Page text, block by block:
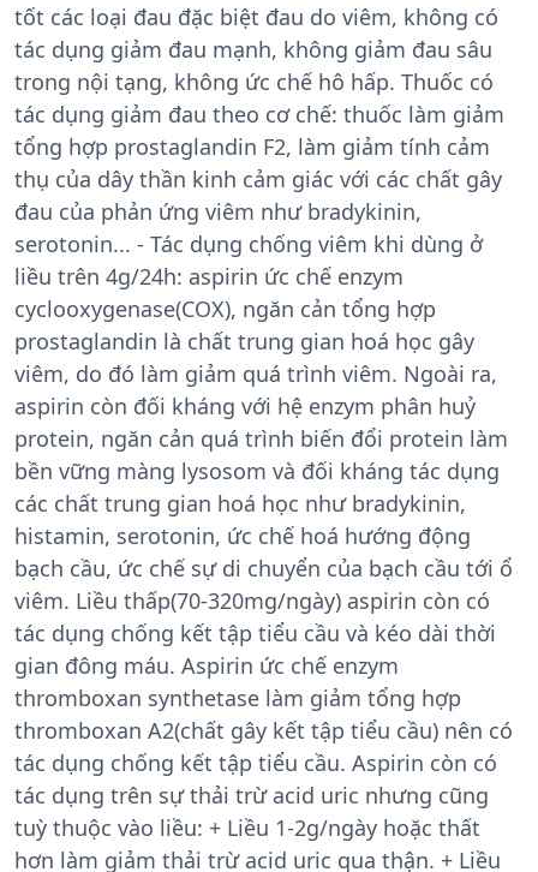
tốt các loại đau đặc biệt đau do viêm, không có
tác dụng giảm đau mạnh, không giảm đau sâu
trong nội tạng, không ức chế hô hấp. Thuốc có
tác dụng giảm đau theo cơ chế: thuốc làm giảm
tổng hợp prostaglandin F2, làm giảm tính cảm
thụ của dây thần kinh cảm giác với các chất gây
đau của phản ứng viêm như bradykinin,
serotonin... - Tác dụng chống viêm khi dùng ở
liều trên 4g/24h: aspirin ức chế enzym
cyclooxygenase(COX), ngăn cản tổng hợp
prostaglandin là chất trung gian hoá học gây
viêm, do đó làm giảm quá trình viêm. Ngoài ra,
aspirin còn đối kháng với hệ enzym phân huỷ
protein, ngăn cản quá trình biến đổi protein làm
bền vững màng lysosom và đối kháng tác dụng
các chất trung gian hoá học như bradykinin,
histamin, serotonin, ức chế hoá hướng động
bạch cầu, ức chế sự di chuyển của bạch cầu tới ổ
viêm. Liều thấp(70-320mg/ngày) aspirin còn có
tác dụng chống kết tập tiểu cầu và kéo dài thời
gian đông máu. Aspirin ức chế enzym
thromboxan synthetase làm giảm tổng hợp
thromboxan A2(chất gây kết tập tiểu cầu) nên có
tác dụng chống kết tập tiểu cầu. Aspirin còn có
tác dụng trên sự thải trừ acid uric nhưng cũng
tuỳ thuộc vào liều: + Liều 1-2g/ngày hoặc thất
hơn làm giảm thải trừ acid uric qua thận. + Liều